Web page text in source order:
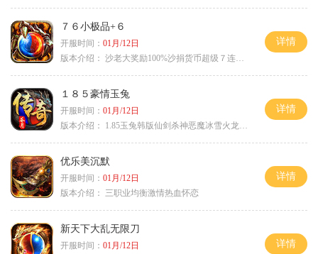
７６小极品+６
开服时间： 01月/12日
版本介绍： 沙老大奖励100%沙捐货币超级７连鞭尸
详情
１８５豪情玉兔
开服时间： 01月/12日
版本介绍：
1.85玉兔韩版仙剑杀神恶魔冰雪火龙神器专属
详情
优乐美沉默
开服时间： 01月/12日
版本介绍：
三职业均衡激情热血怀恋
详情
新天下大乱无限刀
开服时间： 01月/12日
详情